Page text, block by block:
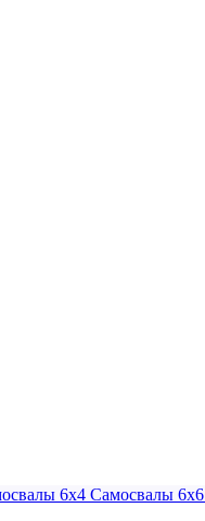
6х4 Самосвалы 6х6